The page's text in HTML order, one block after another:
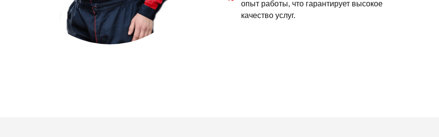
опыт работы, что гарантирует высокое
качество услуг.